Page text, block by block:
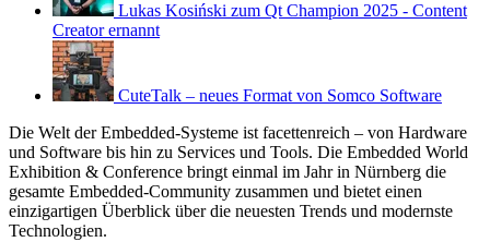
Lukas Kosiński zum Qt Champion 2025 - Content
Creator ernannt
CuteTalk – neues Format von Somco Software
Die Welt der Embedded-Systeme ist facettenreich – von Hardware
und Software bis hin zu Services und Tools. Die Embedded World
Exhibition & Conference bringt einmal im Jahr in Nürnberg die
gesamte Embedded-Community zusammen und bietet einen
einzigartigen Überblick über die neuesten Trends und modernste
Technologien.